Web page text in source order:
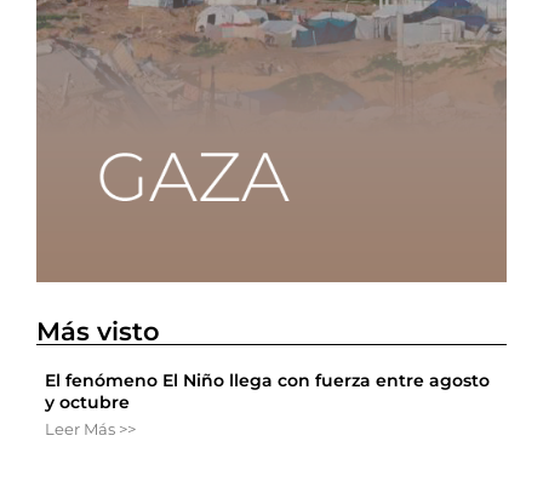
Más visto
El fenómeno El Niño llega con fuerza entre agosto
y octubre
Leer Más >>